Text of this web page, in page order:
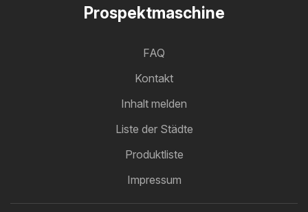
Prospektmaschine
FAQ
Kontakt
Inhalt melden
Liste der Städte
Produktliste
Impressum